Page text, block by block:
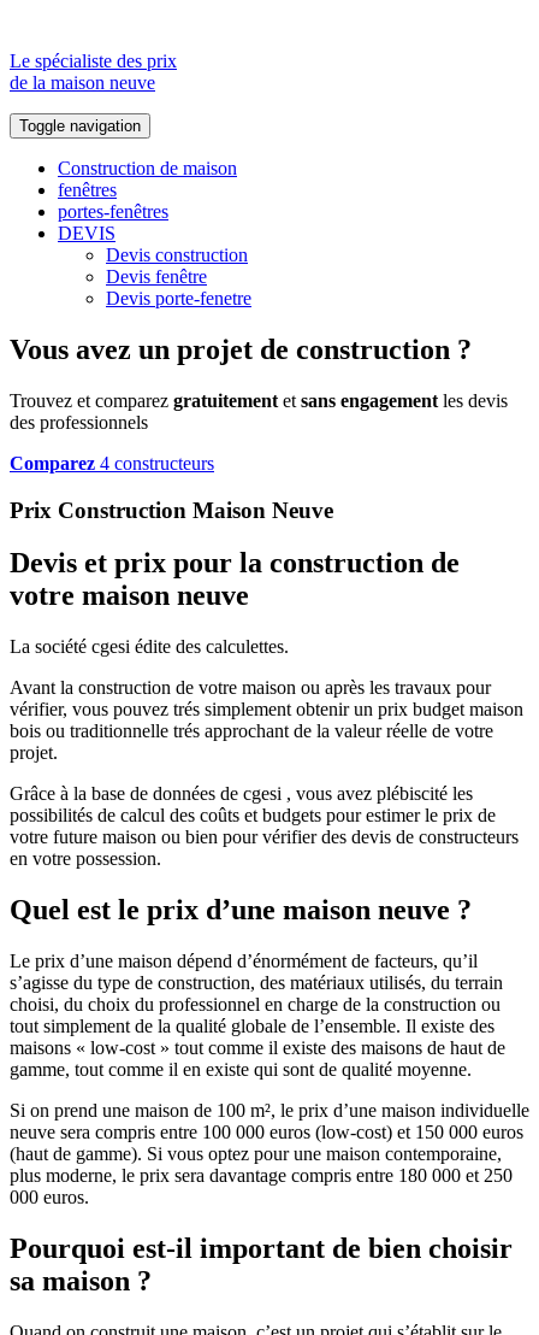
Le spécialiste des prix
de la maison neuve
Toggle navigation
Construction de maison
fenêtres
portes-fenêtres
DEVIS
Devis construction
Devis fenêtre
Devis porte-fenetre
Vous avez un projet de construction ?
Trouvez et comparez gratuitement et sans engagement les devis
des professionnels
Comparez 4 constructeurs
Prix Construction Maison Neuve
Devis et prix pour la construction de
votre maison neuve
La société cgesi édite des calculettes.
Avant la construction de votre maison ou après les travaux pour
vérifier, vous pouvez trés simplement obtenir un prix budget maison
bois ou traditionnelle trés approchant de la valeur réelle de votre
projet.
Grâce à la base de données de cgesi , vous avez plébiscité les
possibilités de calcul des coûts et budgets pour estimer le prix de
votre future maison ou bien pour vérifier des devis de constructeurs
en votre possession.
Quel est le prix d’une maison neuve ?
Le prix d’une maison dépend d’énormément de facteurs, qu’il
s’agisse du type de construction, des matériaux utilisés, du terrain
choisi, du choix du professionnel en charge de la construction ou
tout simplement de la qualité globale de l’ensemble. Il existe des
maisons « low-cost » tout comme il existe des maisons de haut de
gamme, tout comme il en existe qui sont de qualité moyenne.
Si on prend une maison de 100 m², le prix d’une maison individuelle
neuve sera compris entre 100 000 euros (low-cost) et 150 000 euros
(haut de gamme). Si vous optez pour une maison contemporaine,
plus moderne, le prix sera davantage compris entre 180 000 et 250
000 euros.
Pourquoi est-il important de bien choisir
sa maison ?